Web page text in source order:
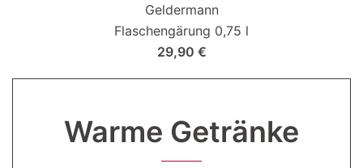
Geldermann
Flaschengärung 0,75 l
29,90 €
Warme Getränke